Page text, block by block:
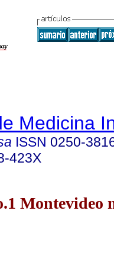
Medicina
ISSN 0250-
423X
Montevideo